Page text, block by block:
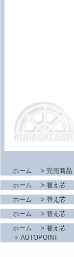
ホーム > 完売商品
ホーム
> 替え芯
ホーム
> 替え芯
ホーム
> 替え芯
ホーム
> 替え芯
> AUTOPOINT